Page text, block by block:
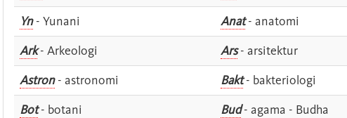
Yn- Yunani Anat- anatomi
Ark- Arkeologi Ars- arsitektur
Astron- astronomi Bakt- bakteriologi
Bot- botani Bud- agama - Budha